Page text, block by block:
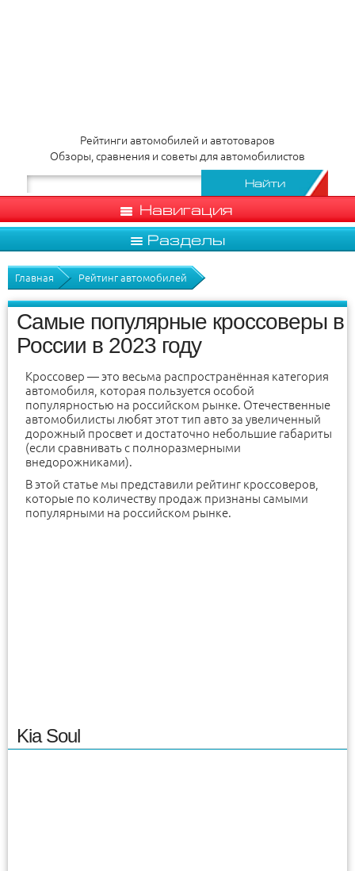
Рейтинги автомобилей и автотоваров
Обзоры, сравнения и советы для автомобилистов
Навигация
Разделы
Главная Рейтинг автомобилей
Самые популярные кроссоверы в
России в 2023 году
Кроссовер — это весьма распространённая категория
автомобиля, которая пользуется особой
популярностью на российском рынке. Отечественные
автомобилисты любят этот тип авто за увеличенный
дорожный просвет и достаточно небольшие габариты
(если сравнивать с полноразмерными
внедорожниками).
В этой статье мы представили рейтинг кроссоверов,
которые по количеству продаж признаны самыми
популярными на российском рынке.
Kia Soul